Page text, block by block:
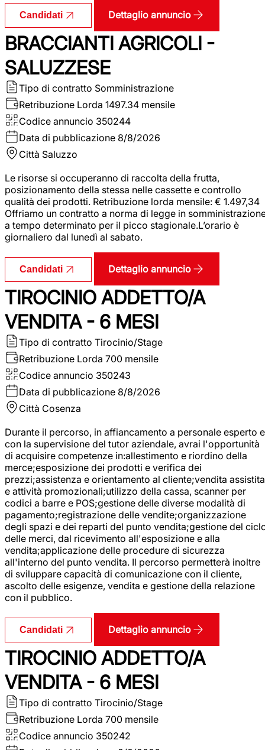
Candidati Dettaglio annuncio
BRACCIANTI AGRICOLI -
SALUZZESE
Tipo di contratto Somministrazione
Retribuzione Lorda 1497.34 mensile
Codice annuncio 350244
Data di pubblicazione 8/8/2026
Città Saluzzo
Le risorse si occuperanno di raccolta della frutta,
posizionamento della stessa nelle cassette e controllo
qualità dei prodotti. Retribuzione lorda mensile: € 1.497,34
Offriamo un contratto a norma di legge in
a tempo determinato per il picco stagionale.L’orario è
giornaliero dal lunedì al sabato.
Candidati Dettaglio annuncio
TIROCINIO ADDETTO/A
VENDITA - 6 MESI
Tipo di contratto Tirocinio/Stage
Retribuzione Lorda 700 mensile
Codice annuncio 350243
Data di pubblicazione 8/8/2026
Città Cosenza
Durante il percorso, in affiancamento a personale esperto e
con la supervisione del tutor aziendale, avrai l'opportunità
di acquisire competenze in:allestimento e riordino della
merce;esposizione dei prodotti e verifica dei
prezzi;assistenza e orientamento al cliente;vendita assistita
e attività promozionali;utilizzo della cassa, scanner per
codici a barre e POS;gestione delle diverse modalità di
pagamento;registrazione delle vendite;organizzazione
degli spazi e dei reparti del punto vendita;gestione del
delle merci, dal ricevimento all'esposizione e alla
vendita;applicazione delle procedure di sicurezza
all'interno del punto vendita. Il percorso permetterà inoltre
di sviluppare capacità di comunicazione con il cliente,
ascolto delle esigenze, vendita e gestione della relazione
con il pubblico.
Candidati Dettaglio annuncio
TIROCINIO ADDETTO/A
VENDITA - 6 MESI
Tipo di contratto Tirocinio/Stage
Retribuzione Lorda 700 mensile
Codice annuncio 350242